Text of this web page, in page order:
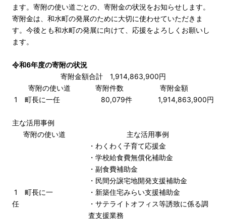
ます。寄附の使い道ごとの、寄附金の状況をお知らせします。
寄附金は、和水町の発展のために大切に使わせていただきま
す。今後とも和水町の発展に向けて、応援をよろしくお願いし
ます。
令和6年度の寄附の状況
寄附金額合計 1,914,863,900円
寄附の使い道
寄附件数
寄附金額
1 町長に一任
80,079件 1,914,863,900円
主な活用事例
寄附の使い道
主な活用事例
1 町長に一
任
・わくわく子育て応援金
・学校給食費無償化補助金
・副食費補助金
・民間分譲宅地開発支援補助金
・新築住宅みらい支援補助金
・サテライトオフィス等誘致に係る調
査支援業務